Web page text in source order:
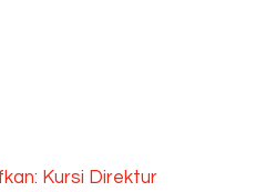
Kursi Direktur